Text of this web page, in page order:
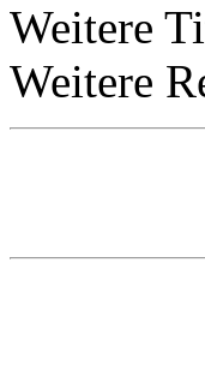
Weitere
Weitere